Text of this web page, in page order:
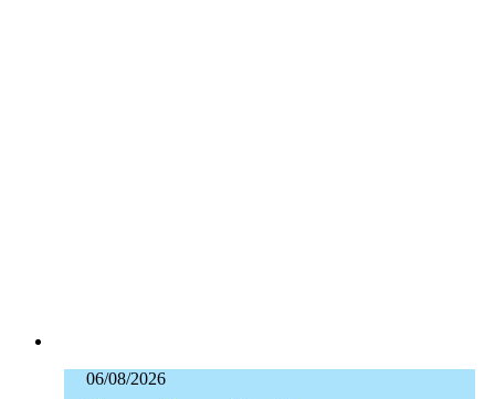
06/08/2026